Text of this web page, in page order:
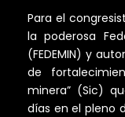
Para el
la poderosa
(FEDEMIN) y
de
minera” (Sic)
días en el pleno